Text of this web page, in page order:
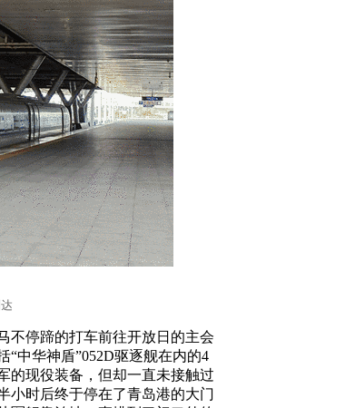
不停蹄的打车前往开放日的主会
中华神盾”052D驱逐舰在内的4
的现役装备，但却一直未接触过
小时后终于停在了青岛港的大门